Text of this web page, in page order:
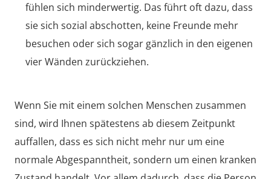
fühlen sich minderwertig. Das führt oft dazu, dass
sie sich sozial abschotten, keine Freunde mehr
besuchen oder sich sogar gänzlich in den eigenen
vier Wänden zurückziehen.
Wenn Sie mit einem solchen Menschen zusammen
sind, wird Ihnen spätestens ab diesem Zeitpunkt
auffallen, dass es sich nicht mehr nur um eine
normale Abgespanntheit, sondern um einen kranken